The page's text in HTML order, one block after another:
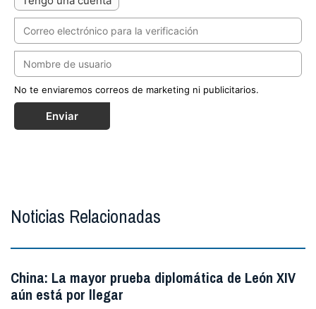
No te enviaremos correos de marketing ni publicitarios.
Enviar
Noticias Relacionadas
China: La mayor prueba diplomática de León XIV
aún está por llegar